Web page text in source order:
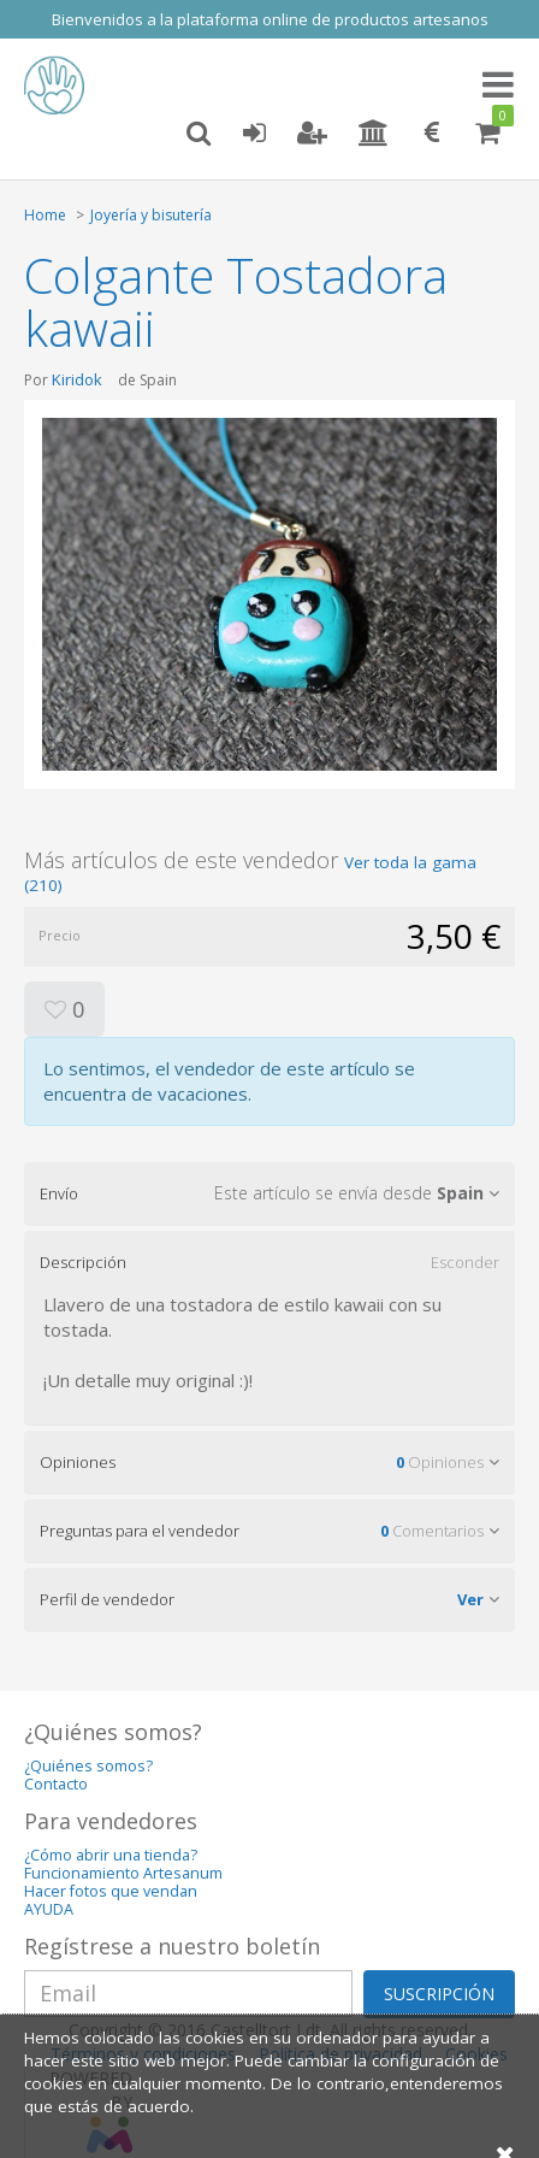
Bienvenidos a la plataforma online de productos artesanos
Toggle
0
Home Joyería y bisutería
Colgante Tostadora
kawaii
PorKiridok de Spain
Más artículos de este vendedor Ver toda la gama
(210)
Precio 3,50 €
0
Lo sentimos, el vendedor de este artículo se
encuentra de vacaciones.
Envío Este artículo se envía desde Spain
Descripción Esconder
Llavero de una tostadora de estilo kawaii con su
tostada.
¡Un detalle muy original :)!
Opiniones 0 Opiniones
Preguntas para el vendedor 0 Comentarios
Perfil de vendedor Ver
¿Quiénes somos?
¿Quiénes somos?
Contacto
Para vendedores
¿Cómo abrir una tienda?
Funcionamiento Artesanum
Hacer fotos que vendan
AYUDA
Regístrese a nuestro boletín
SUSCRIPCIÓN
Copyright © 2016 Castelltort Ldt. All rights reserved.
Términos y condiciones
Política de privacidad
Cookies
POWERED
BY
Hemos colocado las cookies en su ordenador para ayudar a
hacer este sitio web mejor. Puede cambiar la configuración de
cookies en cualquier momento. De lo contrario,entenderemos
que estás de acuerdo.